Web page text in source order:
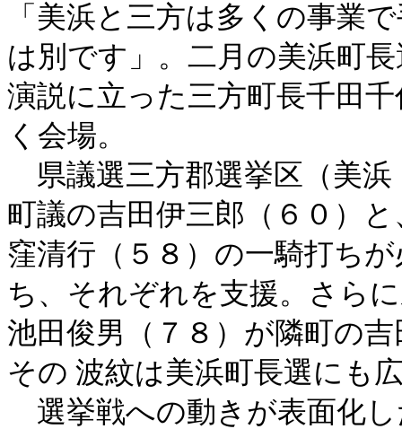
「美浜と三方は多くの事業
は別です」。二月の美浜町
演説に立った三方町長千田
く会場。
県議選三方郡選挙区（美浜
町議の吉田伊三郎（６０）
窪清行（５８）の一騎打ち
ち、それぞれを支援。さら
池田俊男（７８）が隣町の
その 波紋は美浜町長選にも
選挙戦への動きが表面化